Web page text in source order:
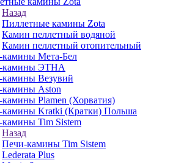
Назад
Пиллетные камины Zota
Камин пеллетный водяной
Камин пеллетный отопительный
Мета-Бел
камины ЭТНА
Везувий
Aston
Plamen (Хорватия)
Kratki (Кратки) Польша
Tim Sistem
Назад
Печи-камины Tim Sistem
Lederata Plus